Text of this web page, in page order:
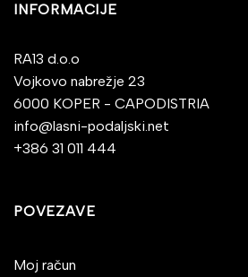
INFORMACIJE
RA13 d.o.o
Vojkovo nabrežje 23
6000 KOPER - CAPODISTRIA
info@lasni-podaljski.net
+386 31 011 444
POVEZAVE
Moj račun